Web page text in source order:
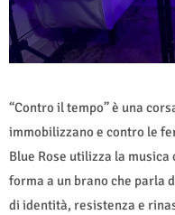
“Contro il tempo” è una
immobilizzano e contro le
Blue Rose utilizza la
forma a un brano che parla
di identità, resistenza e